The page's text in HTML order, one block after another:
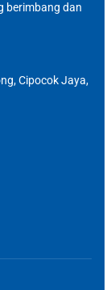
berimbang dan
Cipocok Jaya,